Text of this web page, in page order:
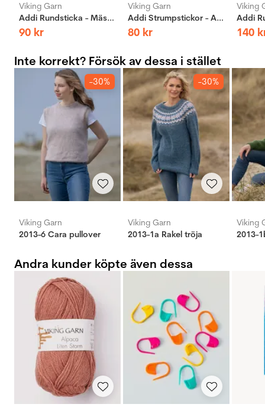
Viking Garn
Addi Rundsticka - Mässing
90 kr
Viking Garn
Addi Strumpstickor - Aluminium
80 kr
Viking
140
Inte korrekt? Försök av dessa i stället
-30%
Viking Garn
2013-6 Cara pullover
-30%
Viking Garn
2013-1a Rakel tröja
Viking
2013-
Andra kunder köpte även dessa